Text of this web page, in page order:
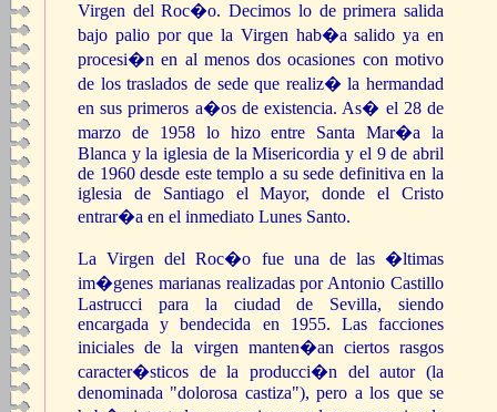
Virgen del Roc�o. Decimos lo de primera salida
bajo palio por que la Virgen hab�a salido ya en
procesi�n en al menos dos ocasiones con motivo
de los traslados de sede que realiz� la hermandad
en sus primeros a�os de existencia. As� el 28 de
marzo de 1958 lo hizo entre Santa Mar�a la
Blanca y la iglesia de la Misericordia y el 9 de abril
de 1960 desde este templo a su sede definitiva en la
iglesia de Santiago el Mayor, donde el Cristo
entrar�a en el inmediato Lunes Santo.
La Virgen del Roc�o fue una de las �ltimas
im�genes marianas realizadas por Antonio Castillo
Lastrucci para la ciudad de Sevilla, siendo
encargada y bendecida en 1955. Las facciones
iniciales de la virgen manten�an ciertos rasgos
caracter�sticos de la producci�n del autor (la
denominada "dolorosa castiza"), pero a los que se